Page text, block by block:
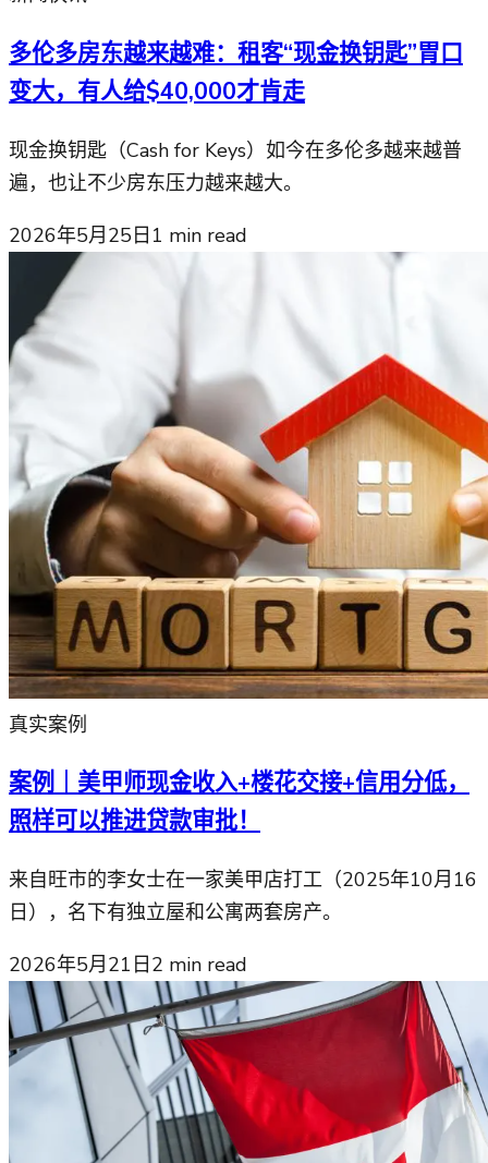
多伦多房东越来越难：租客“现金换钥匙”胃口
变大，有人给$40,000才肯走
现金换钥匙（Cash for Keys）如今在多伦多越来越普
遍，也让不少房东压力越来越大。
2026年5月25日 1 min read
真实案例
案例｜美甲师现金收入+楼花交接+信用分低，
照样可以推进贷款审批！
来自旺市的李女士在一家美甲店打工（2025年10月16
日），名下有独立屋和公寓两套房产。
2026年5月21日2 min read